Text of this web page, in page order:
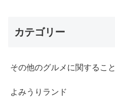
カテゴリー
その他のグルメに関すること
よみうりランド